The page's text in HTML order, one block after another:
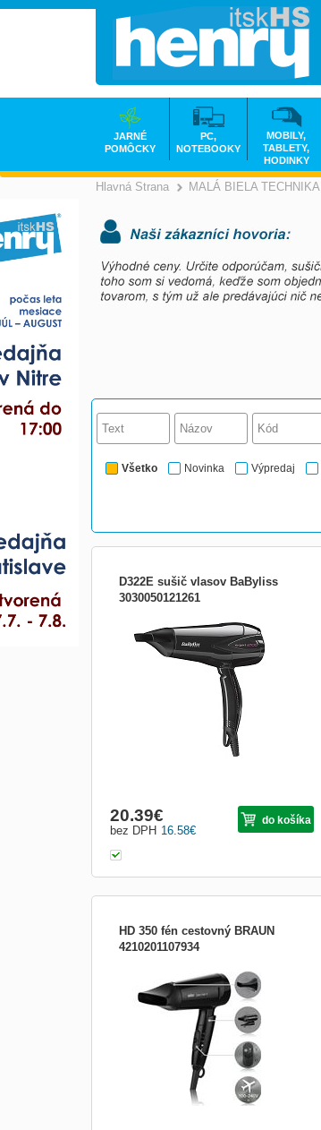
Hlavná Strana >
MALÁ BIELA TECHNIKA
Všetko Novinka Výpredaj
D322E sušič vlasov BaByliss
3030050121261
Ľahký a tichý Výkon sušenie 2100W
(spotreba energie 1500W). 25% ÚSPORA
ENERGIE! Zodpovedá výkonu 2100W
bežne dostupných vysúšačov (miera
vysúšania 5g / min, merané podľa
medzinárodnej normy IEC61855 Edícia
1.0) Rýchlosť vzduchu 75km/h 2 rýchlosti
16.58€
bez DPH
20.39€ do košíka
HD 350 fén cestovný BRAUN
4210201107934
Cestovný vlasový sušič HD 350 s IONIC
technológiou (xabraňuje neželanému
kučeraveniu a elektrizácií vlasov), výkon
1600 W, skladacia rukoväť, 2 nastavenia
teploty a intenzity prúdenia vyduchu, Multi
voltage - prispôsobuje sa miestnej norme
JARNÉ
POMÔCKY
PC,
NOTEBOOKY
MOBILY,
TABLETY,
HODINKY